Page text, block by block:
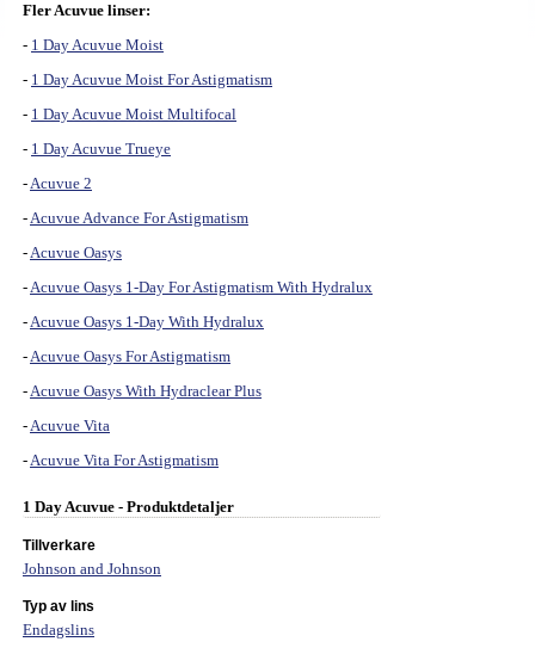
Fler Acuvue linser:
- 1 Day Acuvue Moist
- 1 Day Acuvue Moist For Astigmatism
- 1 Day Acuvue Moist Multifocal
- 1 Day Acuvue Trueye
-Acuvue 2
-Acuvue Advance For Astigmatism
-Acuvue Oasys
-Acuvue Oasys 1-Day For Astigmatism With Hydralux
-Acuvue Oasys 1-Day With Hydralux
-Acuvue Oasys For Astigmatism
-Acuvue Oasys With Hydraclear Plus
-Acuvue Vita
-Acuvue Vita For Astigmatism
1 Day Acuvue - Produktdetaljer
Tillverkare
Johnson and Johnson
Typ av lins
Endagslins